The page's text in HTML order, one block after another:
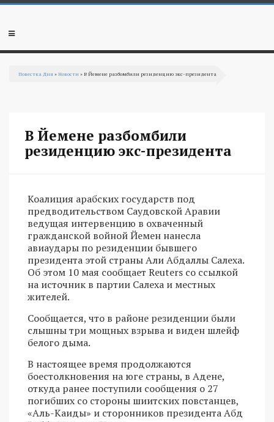
Перейти к основному содержанию
Мобильное
Повестка Дня »Новости » В Йемене разбомбили резиденцию экс-президента
В Йемене разбомбили
резиденцию экс-президента
Коалиция арабских государств под
предводительством Саудовской Аравии
ведущая интервенцию в охваченный
гражданской войной Йемен нанесла
авиаудары по резиденции бывшего
президента этой страны Али Абдаллы Салеха.
Об этом 10 мая сообщает Reuters со ссылкой
на источник в партии Салеха и местных
жителей.
Сообщается, что в районе резиденции были
слышны три мощных взрыва и виден шлейф
белого дыма.
В настоящее время продолжаются
боестолкновения на юге страны, в Адене,
откуда ранее поступили сообщения о 27
погибших со стороны шиитских повстанцев,
«Аль-Каиды» и сторонников президента Абд